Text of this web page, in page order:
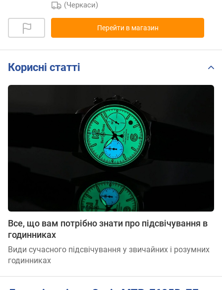
(Черкаси)
Перейти в магазин
Корисні статті
Все, що вам потрібно знати про підсвічування в
годинниках
Види сучасного підсвічування у звичайних і розумних
годинниках